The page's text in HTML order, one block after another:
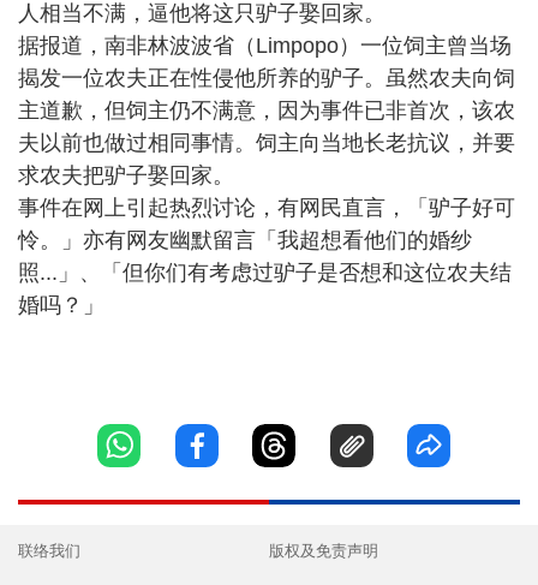
人相当不满，逼他将这只驴子娶回家。
据报道，南非林波波省（Limpopo）一位饲主曾当场
揭发一位农夫正在性侵他所养的驴子。虽然农夫向饲
主道歉，但饲主仍不满意，因为事件已非首次，该农
夫以前也做过相同事情。饲主向当地长老抗议，并要
求农夫把驴子娶回家。
事件在网上引起热烈讨论，有网民直言，「驴子好可
怜。」亦有网友幽默留言「我超想看他们的婚纱
照...」、「但你们有考虑过驴子是否想和这位农夫结
婚吗？」
联络我们 版权及免责声明